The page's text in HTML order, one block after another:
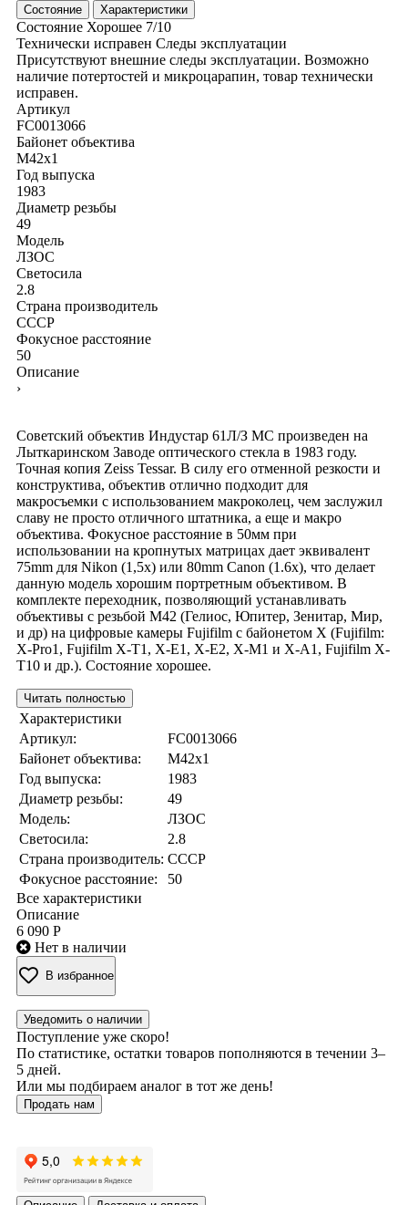
Состояние Характеристики
Состояние Хорошее 7/10
Технически исправен Следы эксплуатации
Присутствуют внешние следы эксплуатации. Возможно
наличие потертостей и микроцарапин, товар технически
исправен.
Артикул
FC0013066
Байонет объектива
M42x1
Год выпуска
1983
Диаметр резьбы
49
Модель
ЛЗОС
Светосила
2.8
Страна производитель
СССР
Фокусное расстояние
50
Описание
›
Советский объектив Индустар 61Л/З МС произведен на
Лыткаринском Заводе оптического стекла в 1983 году.
Точная копия Zeiss Tessar. В силу его отменной резкости и
конструктива, объектив отлично подходит для
макросъемки с использованием макроколец, чем заслужил
славу не просто отличного штатника, а еще и макро
объектива. Фокусное расстояние в 50мм при
использовании на кропнутых матрицах дает эквивалент
75mm для Nikon (1,5x) или 80mm Canon (1.6x), что делает
данную модель хорошим портретным объективом. В
комплекте переходник, позволяющий устанавливать
объективы с резьбой М42 (Гелиос, Юпитер, Зенитар, Мир,
и др) на цифровые камеры Fujifilm с байонетом Х (Fujifilm:
X-Pro1, Fujifilm X-T1, X-E1, X-E2, X-M1 и X-A1, Fujifilm X-
T10 и др.). Состояние хорошее.
Читать полностью
Характеристики
Артикул:
FC0013066
Байонет объектива:
M42x1
Год выпуска:
1983
Диаметр резьбы:
49
Модель:
ЛЗОС
Светосила:
2.8
Страна производитель: СССР
Фокусное расстояние:
50
Все характеристики
Описание
6 090 Р
Нет в наличии
В избранное
Уведомить о наличии
Поступление уже скоро!
По статистике, остатки товаров пополняются в течении 3–
5 дней.
Или мы подбираем аналог в тот же день!
Продать нам